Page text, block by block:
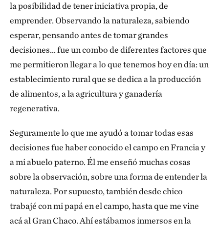
la posibilidad de tener iniciativa propia, de
emprender. Observando la naturaleza, sabiendo
esperar, pensando antes de tomar grandes
decisiones… fue un combo de diferentes factores que
me permitieron llegar a lo que tenemos hoy en día: un
establecimiento rural que se dedica a la producción
de alimentos, a la agricultura y ganadería
regenerativa.
Seguramente lo que me ayudó a tomar todas esas
decisiones fue haber conocido el campo en Francia y
a mi abuelo paterno. Él me enseñó muchas cosas
sobre la observación, sobre una forma de entender la
naturaleza. Por supuesto, también desde chico
trabajé con mi papá en el campo, hasta que me vine
acá al Gran Chaco. Ahí estábamos inmersos en la